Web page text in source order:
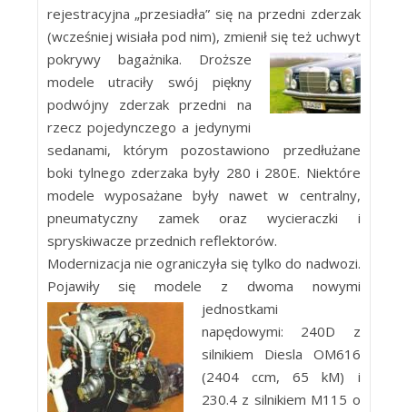
rejestracyjna „przesiadła” się na przedni zderzak
(wcześniej wisiała pod nim), zmienił się też uchwyt
pokrywy bagażnika. Droższe
modele utraciły swój piękny
podwójny zderzak przedni na
rzecz pojedynczego a jedynymi
sedanami, którym pozostawiono przedłużane
boki tylnego zderzaka były 280 i 280E. Niektóre
modele wyposażane były nawet w centralny,
pneumatyczny zamek oraz wycieraczki i
spryskiwacze przednich reflektorów.
Modernizacja nie ograniczyła się tylko do nadwozi.
Pojawiły się modele z dwoma nowymi
jednostkami
napędowymi: 240D z
silnikiem Diesla OM616
(2404 ccm, 65 kM) i
230.4 z silnikiem M115 o